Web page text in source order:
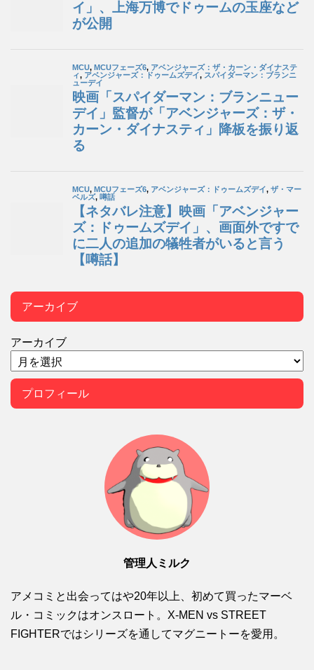
アーカイブ
アーカイブ
プロフィール
管理人ミルク
アメコミと出会ってはや20年以上、初めて買ったマーベ
ル・コミックはオンスロート。X-MEN vs STREET
FIGHTERではシリーズを通してマグニートーを愛用。